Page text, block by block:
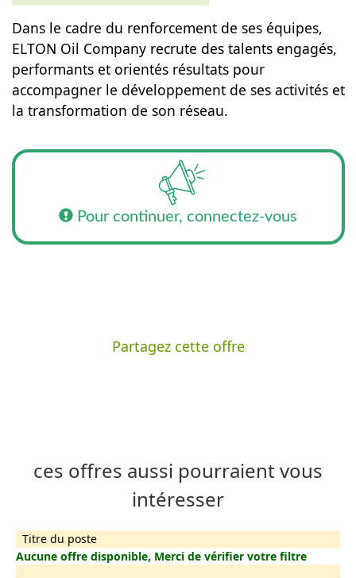
Dans le cadre du renforcement de ses équipes,
ELTON Oil Company recrute des talents engagés,
performants et orientés résultats pour
accompagner le développement de ses activités et
la transformation de son réseau.
Pour continuer, connectez-vous
Partagez cette offre
ces offres aussi pourraient vous
intéresser
Titre du poste
Aucune offre disponible, Merci de vérifier votre filtre